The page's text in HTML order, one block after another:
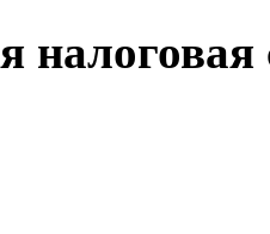
налоговая